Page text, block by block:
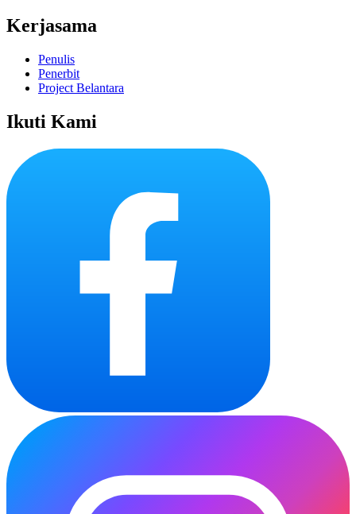
Kerjasama
Penulis
Penerbit
Project Belantara
Ikuti Kami